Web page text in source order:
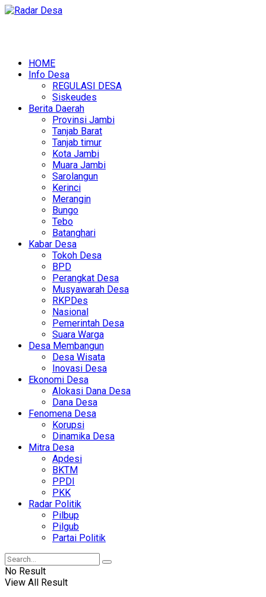
HOME
Info Desa
REGULASI DESA
Siskeudes
Berita Daerah
Provinsi Jambi
Tanjab Barat
Tanjab timur
Kota Jambi
Muara Jambi
Sarolangun
Kerinci
Merangin
Bungo
Tebo
Batanghari
Kabar Desa
Tokoh Desa
BPD
Perangkat Desa
Musyawarah Desa
RKPDes
Nasional
Pemerintah Desa
Suara Warga
Desa Membangun
Desa Wisata
Inovasi Desa
Ekonomi Desa
Alokasi Dana Desa
Dana Desa
Fenomena Desa
Korupsi
Dinamika Desa
Mitra Desa
Apdesi
BKTM
PPDI
PKK
Radar Politik
Pilbup
Pilgub
Partai Politik
No Result
View All Result